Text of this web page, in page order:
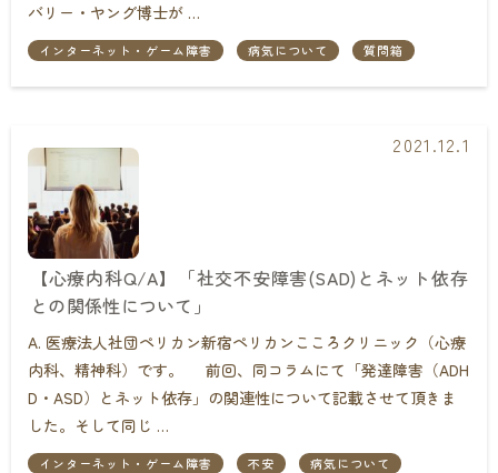
バリー・ヤング博士が …
インターネット・ゲーム障害 病気について 質問箱
2021.12.1
【心療内科Q/A】「社交不安障害(SAD)とネット依存
との関係性について」
A. 医療法人社団ペリカン新宿ペリカンこころクリニック（心療
内科、精神科）です。 前回、同コラムにて「発達障害（ADH
D・ASD）とネット依存」の関連性について記載させて頂きま
した。そして同じ …
インターネット・ゲーム障害 不安
病気について